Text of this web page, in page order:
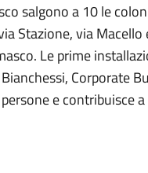
salgono a 10 le
Stazione, via
Le prime
Corporate
e contribuisce